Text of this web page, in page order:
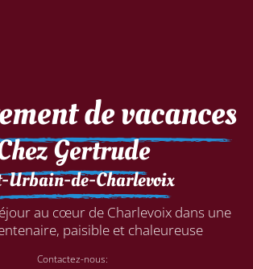
de vacances
Gertrude
Urbain-de-Charlevoix
au cœur de Charlevoix dans une
paisible et chaleureuse
Contactez-nous: